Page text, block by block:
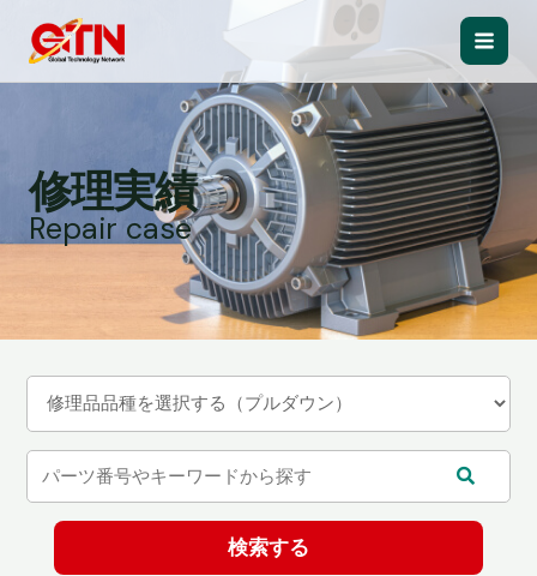
Main
修理実績
Repair case